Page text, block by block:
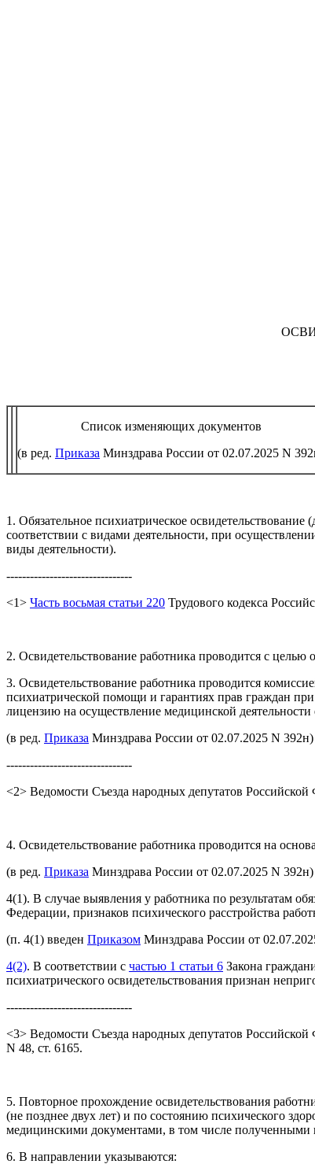
Список изменяющих документов
(в ред. Приказа Минздрава России от 02.07.2025 N
1. Обязательное психиатрическое
соответствии с видами деятельности, при
виды деятельности).
--------------------------------
<1> Часть восьмая статьи 220 Трудового кодекса
2. Освидетельствование работника проводится с
3. Освидетельствование работника проводится
психиатрической помощи и гарантиях прав граждан
лицензию на осуществление медицинской деятельности
(в ред. Приказа Минздрава России от 02.07.2025 N 392н)
--------------------------------
<2> Ведомости Съезда народных депутатов
4. Освидетельствование работника проводится на
(в ред. Приказа Минздрава России от 02.07.2025 N 392н)
4(1). В случае выявления у работника по результатам
Федерации, признаков психического расстройства
(п. 4(1) введен Приказом Минздрава России от
4(2). В соответствии с частью 1 статьи 6 Закона
психиатрического освидетельствования признан
--------------------------------
<3> Ведомости Съезда народных депутатов
N 48, ст. 6165.
5. Повторное прохождение освидетельствования
(не позднее двух лет) и по состоянию психического
медицинскими документами, в том числе
6. В направлении указываются: